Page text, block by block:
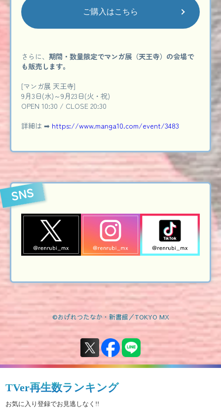
ご購入はこちら
さらに、期間・数量限定でマンガ展（天王寺）の会場で
も販売します。
[マンガ展 天王寺]
9月3日(水)～9月23日(火・祝)
OPEN 10:30 / CLOSE 20:30
詳細は ➡ https://www.manga10.com/event/3483
SNS
©おげれつたなか・新書館／TOKYO MX
TVer再生数ランキング
お気に入り登録でお見逃しなく!!